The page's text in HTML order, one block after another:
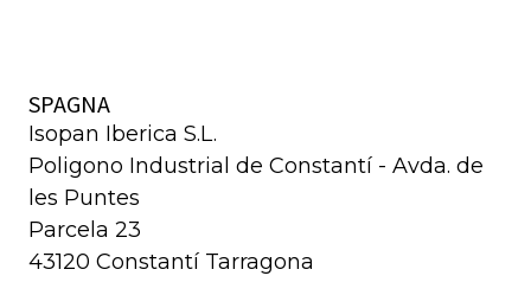
SPAGNA
Isopan Iberica S.L.
Poligono Industrial de Constantí - Avda. de
les Puntes
Parcela 23
43120 Constantí Tarragona